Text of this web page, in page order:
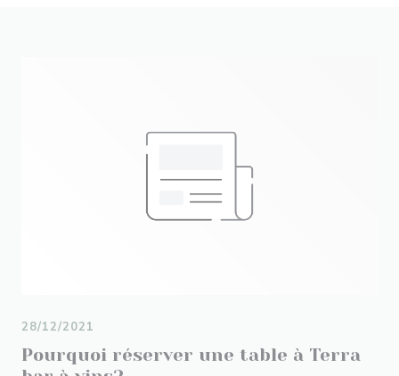
Pourquoi réserver une table à Terra
28/12/2021